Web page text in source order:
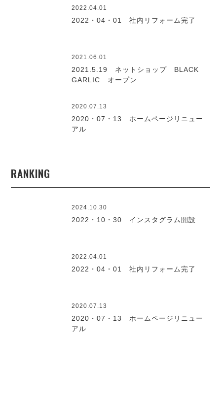
2022.04.01
2022・04・01 社内リフォーム完了
2021.06.01
2021.5.19 ネットショップ BLACK
GARLIC オープン
2020.07.13
2020・07・13 ホームページリニュー
アル
RANKING
2024.10.30
2022・10・30 インスタグラム開設
2022.04.01
2022・04・01 社内リフォーム完了
2020.07.13
2020・07・13 ホームページリニュー
アル